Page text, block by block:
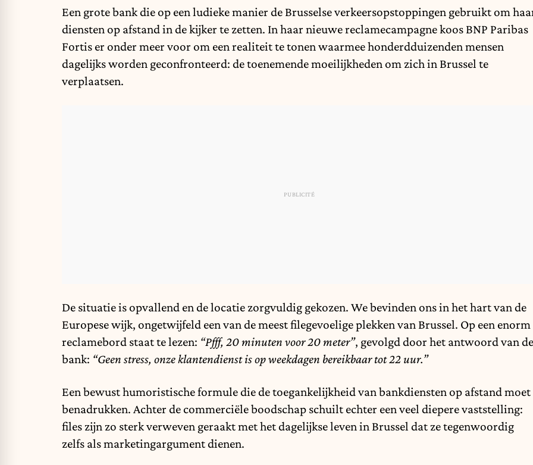
Een grote bank die op een ludieke manier de Brusselse verkeersopstoppingen gebruikt om
diensten op afstand in de kijker te zetten. In haar nieuwe reclamecampagne koos BNP Paribas
Fortis er onder meer voor om een realiteit te tonen waarmee honderdduizenden mensen
dagelijks worden geconfronteerd: de toenemende moeilijkheden om zich in Brussel te
verplaatsen.
De situatie is opvallend en de locatie zorgvuldig gekozen. We bevinden ons in het hart van de
Europese wijk, ongetwijfeld een van de meest filegevoelige plekken van Brussel. Op een enorm
reclamebord staat te lezen: “Pfff, 20 minuten voor 20 meter”, gevolgd door het antwoord van de
bank: “Geen stress, onze klantendienst is op weekdagen bereikbaar tot 22 uur.”
Een bewust humoristische formule die de toegankelijkheid van bankdiensten op afstand moet
benadrukken. Achter de commerciële boodschap schuilt echter een veel diepere vaststelling:
files zijn zo sterk verweven geraakt met het dagelijkse leven in Brussel dat ze tegenwoordig
zelfs als marketingargument dienen.